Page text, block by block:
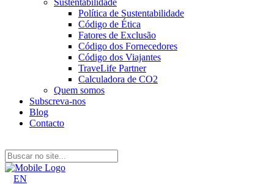
Política de Sustentabilidade
Código de Ética
Fatores de Exclusão
Código dos Fornecedores
Código dos Viajantes
TraveLife Partner
Calculadora de CO2
Quem somos
Subscreva-nos
Blog
Contacto
EN